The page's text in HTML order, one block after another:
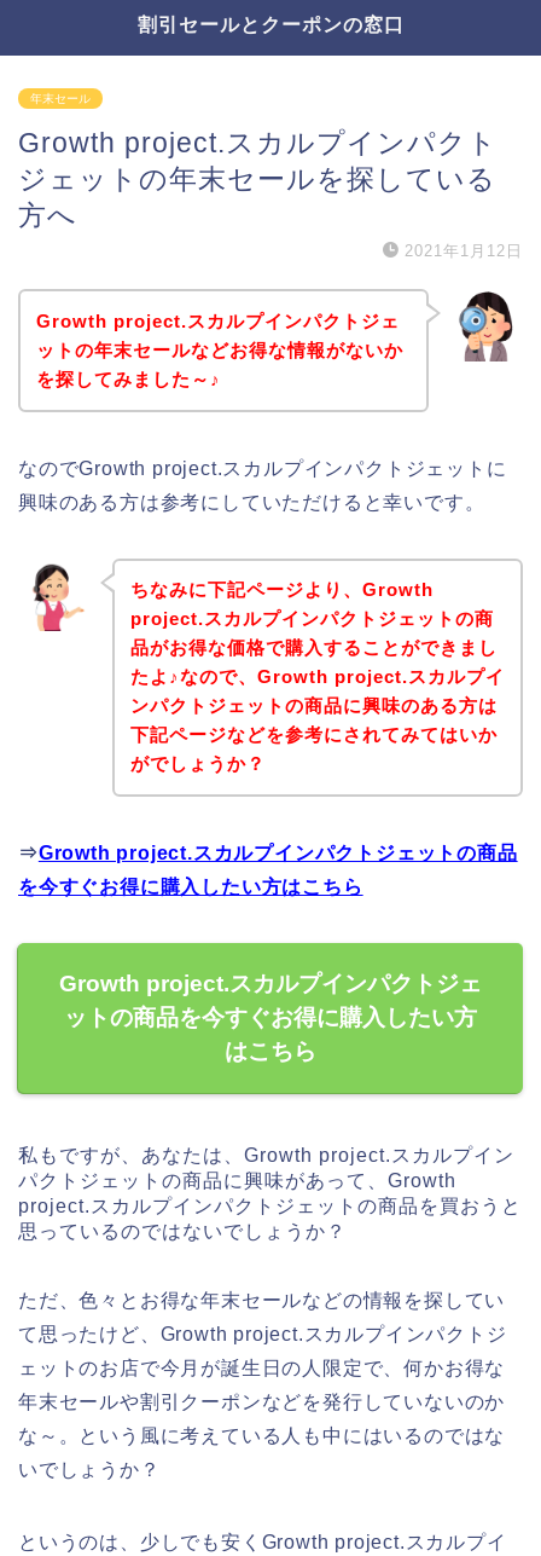
割引セールとクーポンの窓口
年末セール
Growth project.スカルプインパクト
ジェットの年末セールを探している
方へ
2021年1月12日
Growth project.スカルプインパクトジェ
ットの年末セールなどお得な情報がないか
を探してみました～♪
なのでGrowth project.スカルプインパクトジェットに
興味のある方は参考にしていただけると幸いです。
ちなみに下記ページより、Growth
project.スカルプインパクトジェットの商
品がお得な価格で購入することができまし
たよ♪なので、Growth project.スカルプイ
ンパクトジェットの商品に興味のある方は
下記ページなどを参考にされてみてはいか
がでしょうか？
⇒Growth project.スカルプインパクトジェットの商品
を今すぐお得に購入したい方はこちら
Growth project.スカルプインパクトジェ
ットの商品を今すぐお得に購入したい方
はこちら
私もですが、あなたは、Growth project.スカルプイン
パクトジェットの商品に興味があって、Growth
project.スカルプインパクトジェットの商品を買おうと
思っているのではないでしょうか？
ただ、色々とお得な年末セールなどの情報を探してい
て思ったけど、Growth project.スカルプインパクトジ
ェットのお店で今月が誕生日の人限定で、何かお得な
年末セールや割引クーポンなどを発行していないのか
な～。という風に考えている人も中にはいるのではな
いでしょうか？
というのは、少しでも安くGrowth project.スカルプイ